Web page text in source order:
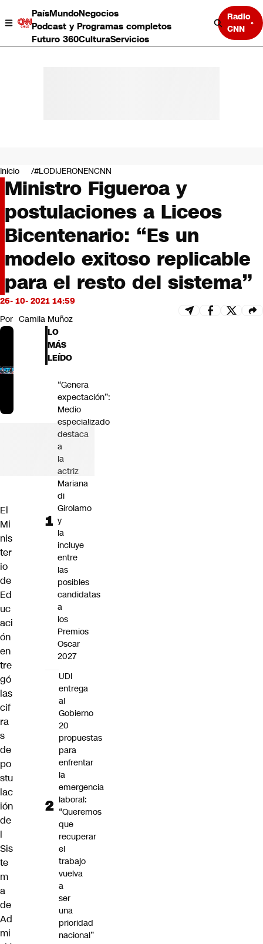
PaísMundoNegocios
Podcast y Programas completos
Futuro 360CulturaServicios
Radio
CNN
Negocios
Deportes
Programas completos
Cultura
Servicios
Bits
CNN tiempo
Opinión
Inicio #LODIJERONENCNN
Ministro Figueroa y
postulaciones a Liceos
Bicentenario: “Es un
modelo exitoso replicable
para el resto del sistema”
26- 10- 2021 14:59
Por Camila Muñoz
El
Mi
nis
ter
io
de
Ed
uc
aci
ón
en
tre
gó
las
cif
ra
s
de
po
stu
lac
ión
de
l
Sis
te
m
a
de
Ad
mi
LO
MÁS
LEÍDO
“Genera
expectación”:
Medio
especializado
destaca
a
la
actriz
Mariana
di
Girolamo
y
la
incluye
entre
las
posibles
candidatas
a
los
Premios
Oscar
2027
UDI
entrega
al
Gobierno
20
propuestas
para
enfrentar
la
emergencia
laboral:
“Queremos
que
recuperar
el
trabajo
vuelva
a
ser
una
prioridad
nacional”